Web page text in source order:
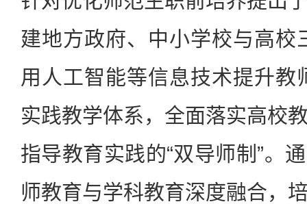
建地方政府、中小学校与高校
用人工智能等信息技术提升教
实践教学体系，全面落实高校
指导教育实践的“双导师制”。
师教育与学科教育深度融合，